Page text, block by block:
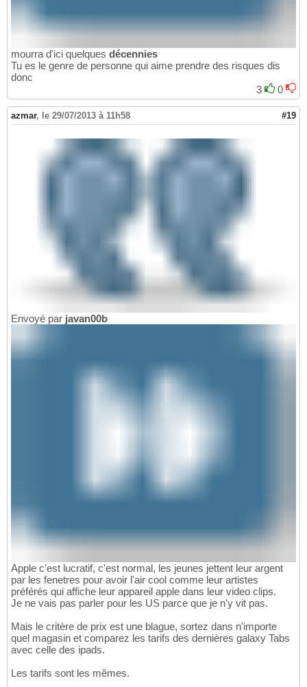
mourra d'ici quelques décennies
Tu es le genre de personne qui aime prendre des risques dis
donc
3
0
azmar, le 29/07/2013 à 11h58 #19
Envoyé par javan00b
Apple c'est lucratif, c'est normal, les jeunes jettent leur argent
par les fenetres pour avoir l'air cool comme leur artistes
préférés qui affiche leur appareil apple dans leur video clips.
Je ne vais pas parler pour les US parce que je n'y vit pas.
Mais le critère de prix est une blague, sortez dans n'importe
quel magasin et comparez les tarifs des dernières galaxy Tabs
avec celle des ipads.
Les tarifs sont les mêmes.